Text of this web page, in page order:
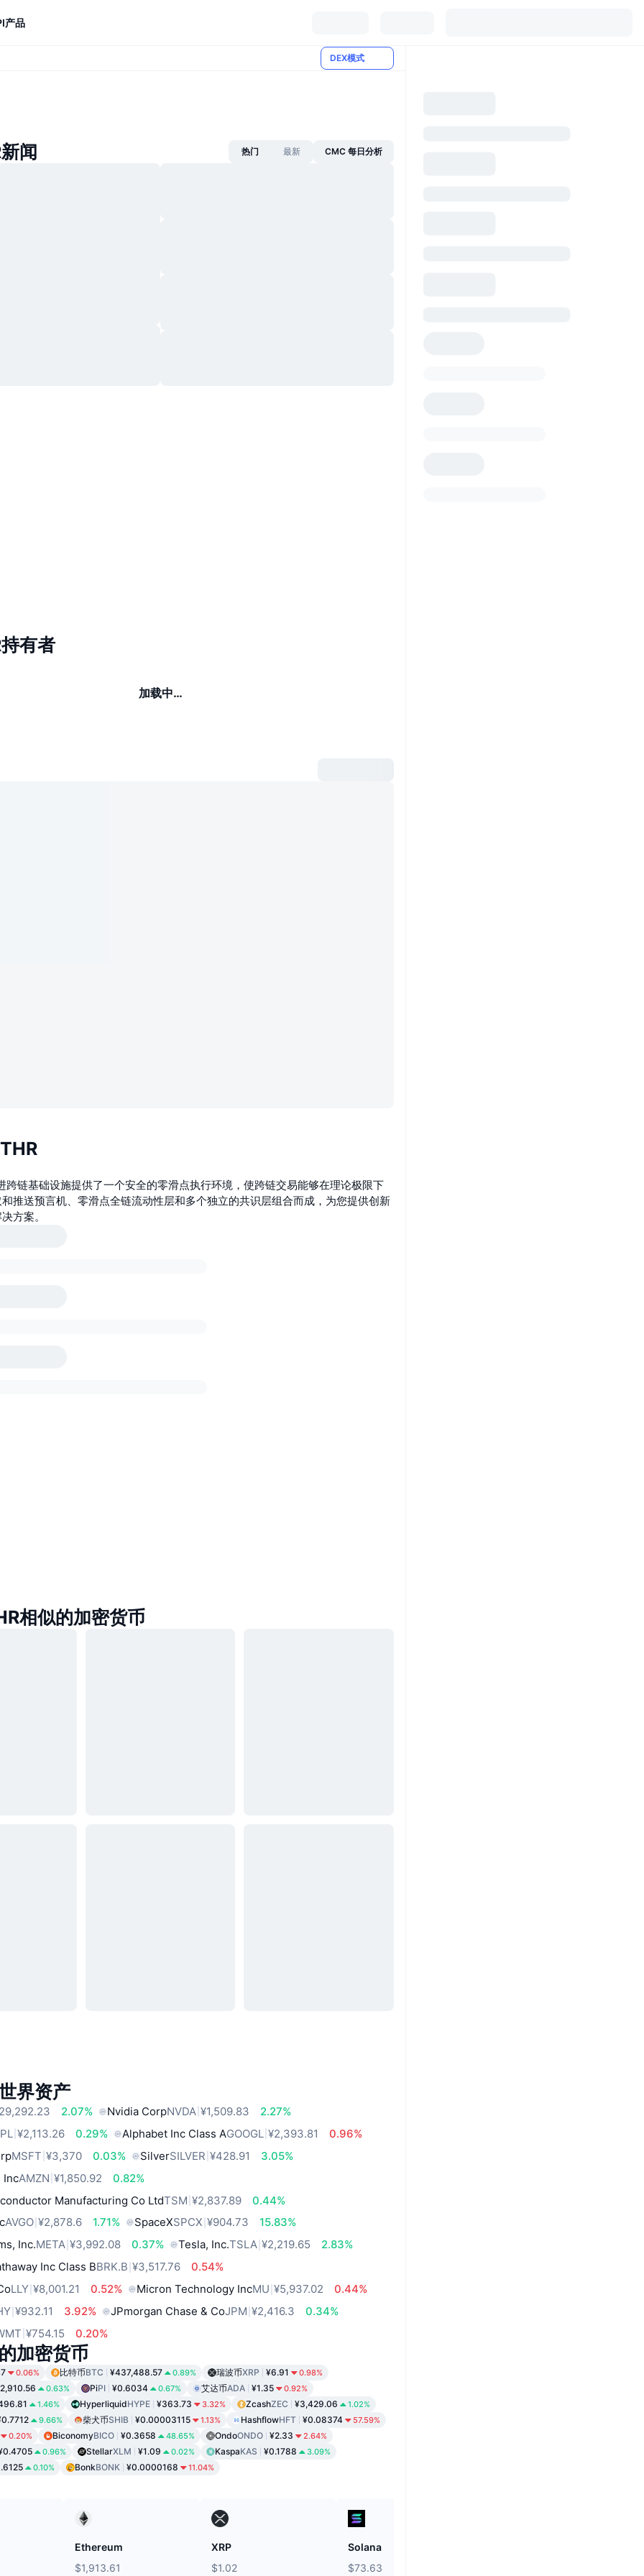
产品
DEX模式
闻 热门 最新 CMC 每日分析
有者
加载中…
跨链基础设施提供了一个安全的零滑点执行环境，使跨链交易能够在理论极限下
推送预言机、零滑点全链流动性层和多个独立的共识层组合而成，为您提供创新
方案。
相似的加密货币
界资产
2.07% Nvidia CorpNVDA ¥1,509.83
2.27%
¥2,113.26 0.29% Alphabet Inc Class AGOOGL ¥2,393.81
0.96%
MSFT ¥3,370 0.03% SilverSILVER ¥428.91
3.05%
IncAMZN ¥1,850.92
0.82%
Manufacturing Co LtdTSM ¥2,837.89
0.44%
AVGO ¥2,878.6 1.71% SpaceXSPCX ¥904.73
15.83%
Inc.META ¥3,992.08 0.37% Tesla, Inc.TSLA ¥2,219.65
2.83%
Inc Class BBRK.B ¥3,517.76
0.54%
LLY ¥8,001.21 0.52% Micron Technology IncMU ¥5,937.02
0.44%
¥932.11 3.92% JPmorgan Chase & CoJPM ¥2,416.3
0.34%
¥754.15 0.20%
加密货币
0.06% 比特币BTC ¥437,488.57 0.89% 瑞波币XRP ¥6.91 0.98%
0.63% PiPI ¥0.6034 0.67% 艾达币ADA ¥1.35 0.92%
1.46% HyperliquidHYPE ¥363.73 3.32% ZcashZEC ¥3,429.06 1.02%
9.66% 柴犬币SHIB ¥0.00003115 1.13% HashflowHFT ¥0.08374
57.59%
0.20%
BiconomyBICO ¥0.3658 48.65% OndoONDO ¥2.33 2.64%
0.96% StellarXLM ¥1.09 0.02% KaspaKAS ¥0.1788 3.09%
0.10% BonkBONK ¥0.0000168 11.04%
Ethereum
$1,913.61
XRP
$1.02
Solana
$73.63